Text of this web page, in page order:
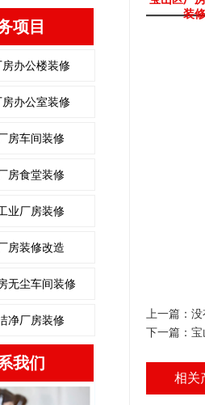
项目
办公楼装修
办公室装修
房车间装修
房食堂装修
业厂房装修
房装修改造
无尘车间装修
净厂房装修
我们
装修
上一篇：
下一篇： 宝
相关